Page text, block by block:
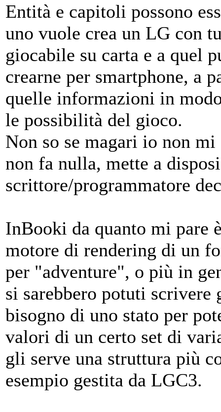
Entità e capitoli possono
uno vuole crea un LG con
giocabile su carta e a quel
crearne per smartphone, a
quelle informazioni in
le possibilità del gioco.
Non so se magari io non
non fa nulla, mette a
scrittore/programmatore
InBooki da quanto mi pare
motore di rendering di un
per "adventure", o più in
si sarebbero potuti scrivere
bisogno di uno stato per
valori di un certo set di
gli serve una struttura più
esempio gestita da LGC3.